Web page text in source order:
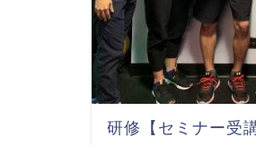
研修【セミナー受